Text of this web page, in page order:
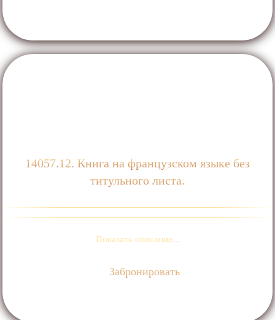
14057.12. Книга на французском языке без
титульного листа.
Показать описание...
Забронировать